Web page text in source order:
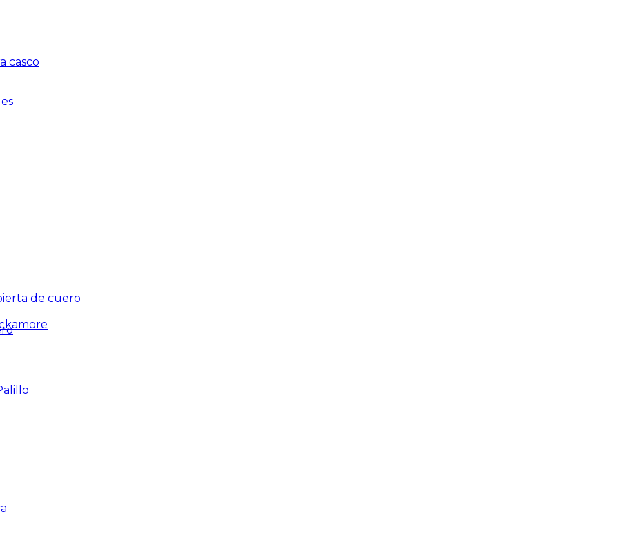
casco
de cuero